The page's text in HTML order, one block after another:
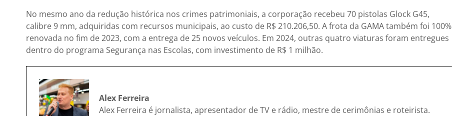
No mesmo ano da redução histórica nos crimes patrimoniais, a corporação recebeu 70 pistolas Glock G45,
calibre 9 mm, adquiridas com recursos municipais, ao custo de R$ 210.206,50. A frota da GAMA também foi 100%
renovada no fim de 2023, com a entrega de 25 novos veículos. Em 2024, outras quatro viaturas foram entregues
dentro do programa Segurança nas Escolas, com investimento de R$ 1 milhão.
Alex Ferreira
Alex Ferreira é jornalista, apresentador de TV e rádio, mestre de cerimônias e roteirista.